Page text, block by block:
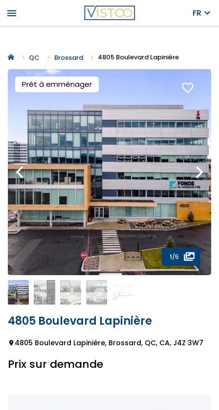
menu FR
QC Brossard 4805 Boulevard Lapinière
Prêt à emménager favorite_border
1/5
4805 Boulevard Lapinière
4805 Boulevard Lapinière, Brossard, QC, CA, J4Z 3W7
Prix sur demande